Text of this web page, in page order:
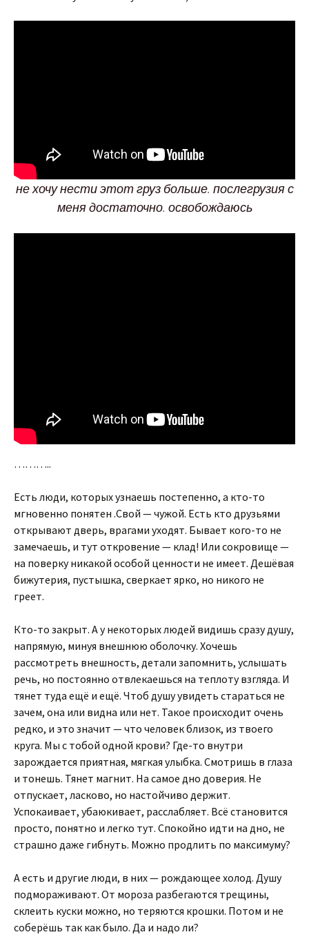
не хочу нести этот груз больше. послегрузия с
меня достаточно. освобождаюсь
………..
Есть люди, которых узнаешь постепенно, а кто-то
мгновенно понятен .Свой — чужой. Есть кто друзьями
открывают дверь, врагами уходят. Бывает кого-то не
замечаешь, и тут откровение — клад! Или сокровище —
на поверку никакой особой ценности не имеет. Дешёвая
бижутерия, пустышка, сверкает ярко, но никого не
греет.
Кто-то закрыт. А у некоторых людей видишь сразу душу,
напрямую, минуя внешнюю оболочку. Хочешь
рассмотреть внешность, детали запомнить, услышать
речь, но постоянно отвлекаешься на теплоту взгляда. И
тянет туда ещё и ещё. Чтоб душу увидеть стараться не
зачем, она или видна или нет. Такое происходит очень
редко, и это значит — что человек близок, из твоего
круга. Мы с тобой одной крови? Где-то внутри
зарождается приятная, мягкая улыбка. Смотришь в глаза
и тонешь. Тянет магнит. На самое дно доверия. Не
отпускает, ласково, но настойчиво держит.
Успокаивает, убаюкивает, расслабляет. Всё становится
просто, понятно и легко тут. Спокойно идти на дно, не
страшно даже гибнуть. Можно продлить по максимуму?
А есть и другие люди, в них — рождающее холод. Душу
подмораживают. От мороза разбегаются трещины,
склеить куски можно, но теряются крошки. Потом и не
соберёшь так как было. Да и надо ли?